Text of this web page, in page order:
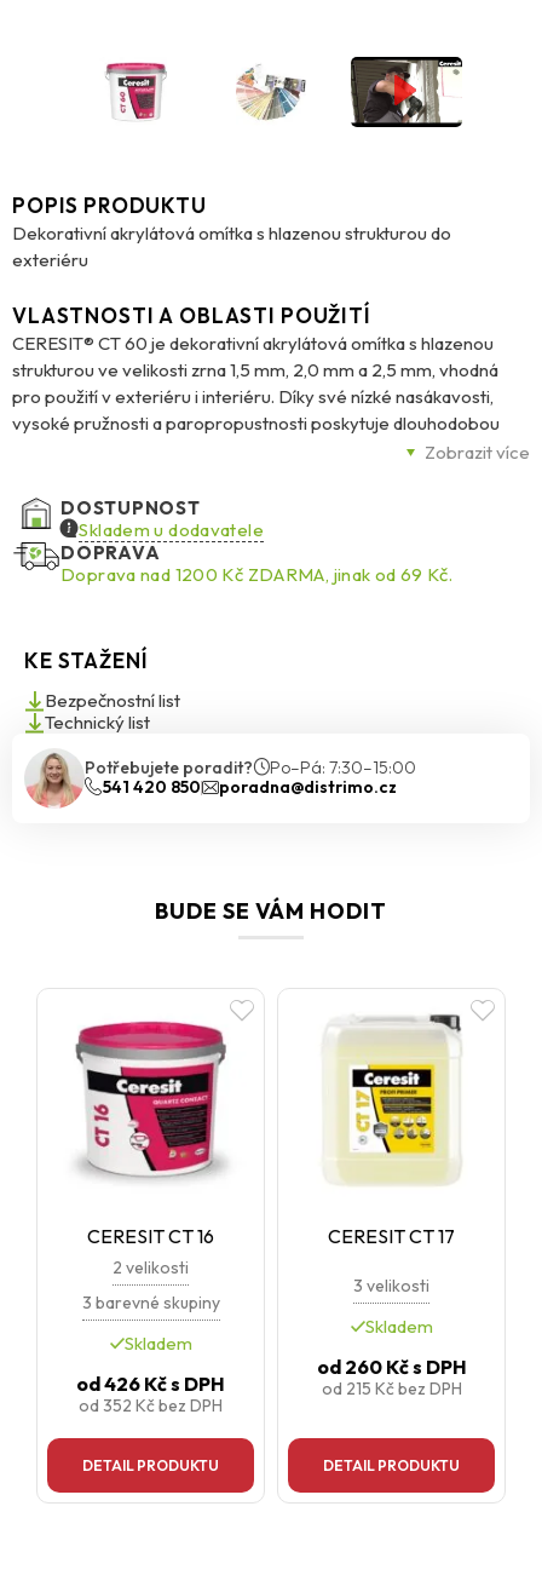
POPIS PRODUKTU
Dekorativní akrylátová omítka s hlazenou strukturou do
exteriéru
Zobrazit více
VLASTNOSTI A OBLASTI POUŽITÍ
CERESIT® CT 60 je dekorativní akrylátová omítka s hlazenou
strukturou ve velikosti zrna 1,5 mm, 2,0 mm a 2,5 mm, vhodná
pro použití v exteriéru i interiéru. Díky své nízké nasákavosti,
vysoké pružnosti a paropropustnosti poskytuje dlouhodobou
odolnost proti povětrnostním vlivům i mechanickému poškození.
Nature® a lze ji aplikovat na beton, tradiční omítky nebo vrstvy
vyztužené armovací sítí v zateplovacích systémech Ceresit
Ceretherm (ETICS) s deskami z EPS. Speciální složení zaručuje
odolnost proti biologickému napadení, jako jsou houby, plísně a
DOSTUPNOST
Skladem u dodavatele
DOPRAVA
Doprava nad 1200 Kč ZDARMA, jinak od 69 Kč.
KE STAŽENÍ
Bezpečnostní list
Technický list
Potřebujete poradit?
Po–Pá: 7:30–15:00
541 420 850
poradna@distrimo.cz
BUDE SE VÁM HODIT
CERESIT CT 16
2 velikosti
3 barevné skupiny
Skladem
od426 Kčs DPH
od 352 Kčbez DPH
DETAIL PRODUKTU
CERESIT CT 17
3 velikosti
Skladem
od260 Kčs DPH
od 215 Kčbez DPH
DETAIL PRODUKTU